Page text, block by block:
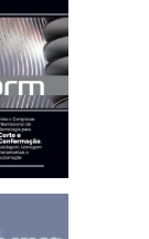
atrás, e
atores,
escutar seus
novas